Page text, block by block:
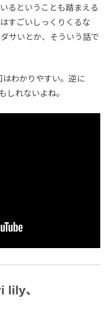
るということも踏まえる
すごいしっくりくるな
サいとか、そういう話で
はわかりやすい。逆に
しれないよね。
lily、